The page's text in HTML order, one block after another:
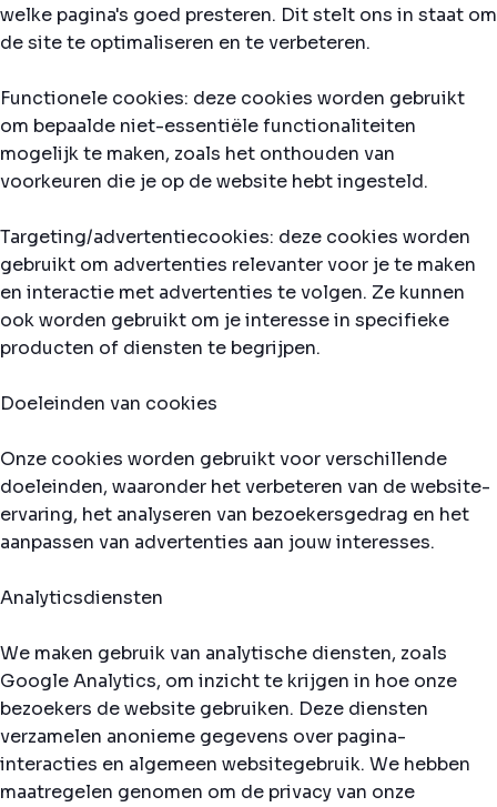
welke pagina's goed presteren. Dit stelt ons in staat om
de site te optimaliseren en te verbeteren.
Functionele cookies: deze cookies worden gebruikt
om bepaalde niet-essentiële functionaliteiten
mogelijk te maken, zoals het onthouden van
voorkeuren die je op de website hebt ingesteld.
Targeting/advertentiecookies: deze cookies worden
gebruikt om advertenties relevanter voor je te maken
en interactie met advertenties te volgen. Ze kunnen
ook worden gebruikt om je interesse in specifieke
producten of diensten te begrijpen.
Doeleinden van cookies
Onze cookies worden gebruikt voor verschillende
doeleinden, waaronder het verbeteren van de website-
ervaring, het analyseren van bezoekersgedrag en het
aanpassen van advertenties aan jouw interesses.
Analyticsdiensten
We maken gebruik van analytische diensten, zoals
Google Analytics, om inzicht te krijgen in hoe onze
bezoekers de website gebruiken. Deze diensten
verzamelen anonieme gegevens over pagina-
interacties en algemeen websitegebruik. We hebben
maatregelen genomen om de privacy van onze